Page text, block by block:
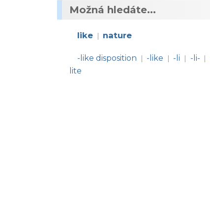
Možná hledáte...
like nature
-like disposition -like -li -li-
lite